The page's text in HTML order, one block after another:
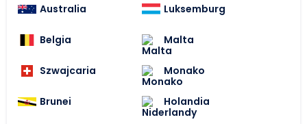
Australia
Belgia
Szwajcaria
Brunei
Luksemburg
Malta
Monako
Holandia